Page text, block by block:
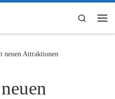
Search
neuen Attraktionen